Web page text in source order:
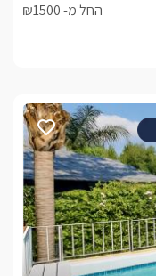
החל מ- ₪1500